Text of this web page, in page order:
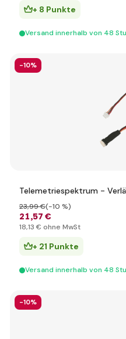
+ 8 Punkte
Versand innerhalb von 48
-10%
Telemetriespektrum -
21,57 €
23,99 €(-10 %)
18,13 € ohne MwSt
+ 21 Punkte
Versand innerhalb von 48
-10%